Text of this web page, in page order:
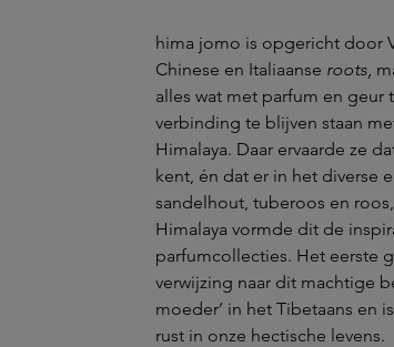
hima jomo is opgericht door
Chinese en Italiaanse roots,
alles wat met parfum en
verbinding te blijven staan
Himalaya. Daar ervaarde ze
kent, én dat er in het diverse
sandelhout, tuberoos en
Himalaya vormde dit de
parfumcollecties. Het eerste
verwijzing naar dit machtige
moeder’ in het Tibetaans en
rust in onze hectische levens.